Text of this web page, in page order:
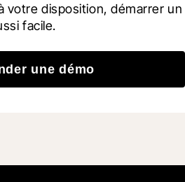
votre disposition, démarrer un
facile.
une démo